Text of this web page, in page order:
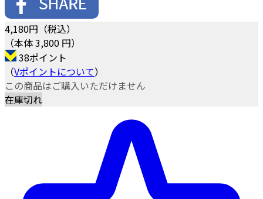
4,180円（税込）
（本体 3,800 円）
38ポイント
（Vポイントについて）
この商品はご購入いただけません
在庫切れ